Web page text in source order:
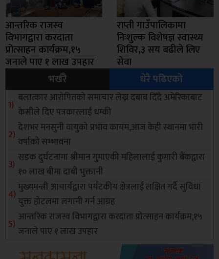
आन्तरिक राजस्व
विभागद्वारा करदाता
प्रोत्साहन कार्यक्रम,१५
जनाले पाए १ लाख उपहार
राप्ती गाउँपालिकामा
निःशुल्क विशेषज्ञ स्वास्थ्य
शिविर,३ सय बढीले लिए
सेवा
भर्खरै
धेरै पढिएको
बलात्कार आरोपितको समाचार लेख्न दबाब दिँदै अमेरिकाबाट
केसीले दिए पत्रकारलाई धम्की
देशभर मनसुनी वायुको प्रभाव कायम,आज केही स्थानमा भारी
वर्षाको सम्भावना
सडक दुर्घटनामा श्रीमान गुमाएकी महिलालाई कुमारी बैंकद्वारा
१० लाख बीमा दाबी भुक्तानी
मुख्यमन्त्री आचार्यद्वारा पर्यटकीय क्षेत्रलाई लक्षित गर्दै सुविधा
युक्त होटलमा लगानी गर्न आग्रह
आन्तरिक राजस्व विभागद्वारा करदाता प्रोत्साहन कार्यक्रम,१५
जनाले पाए १ लाख उपहार